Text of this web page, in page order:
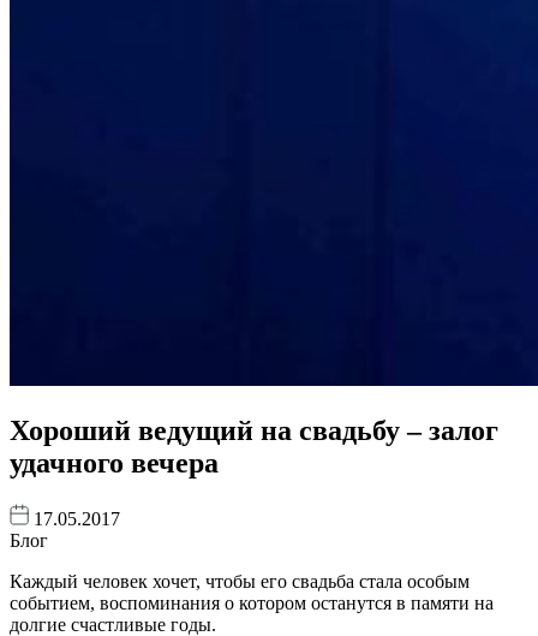
Хороший ведущий на свадьбу – залог
удачного вечера
17.05.2017
Блог
Каждый человек хочет, чтобы его свадьба стала особым
событием, воспоминания о котором останутся в памяти на
долгие счастливые годы.